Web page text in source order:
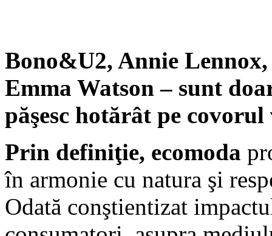
Bono&U2, Annie
Emma Watson – sunt
păşesc hotărât pe
Prin definiţie, ecomoda
în armonie cu natura şi
Odată conştientizat